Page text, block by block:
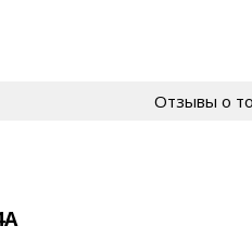
Отзывы о